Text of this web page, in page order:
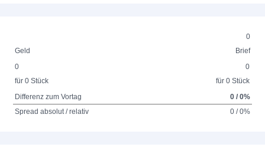
0
Geld
Brief
0
für 0 Stück
0
für 0 Stück
Differenz zum Vortag
0 / 0%
Spread absolut / relativ
0 / 0%